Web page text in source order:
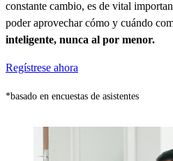
constante cambio, es de vital
poder aprovechar cómo y cuándo
inteligente, nunca al por menor.
Regístrese ahora
*basado en encuestas de asistentes